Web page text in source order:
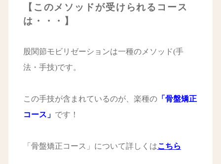
【このメソッドが受けられるコース
は・・・】
股関節モビリゼーションは一種のメソッド(手
法・手技)です。
この手技が含まれているのが、楽種の「骨盤矯正
コース」 です！
「骨盤矯正コース」について詳しくはこちら